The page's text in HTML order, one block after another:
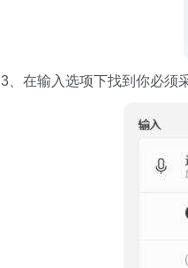
3、在输入选项下找到你必须